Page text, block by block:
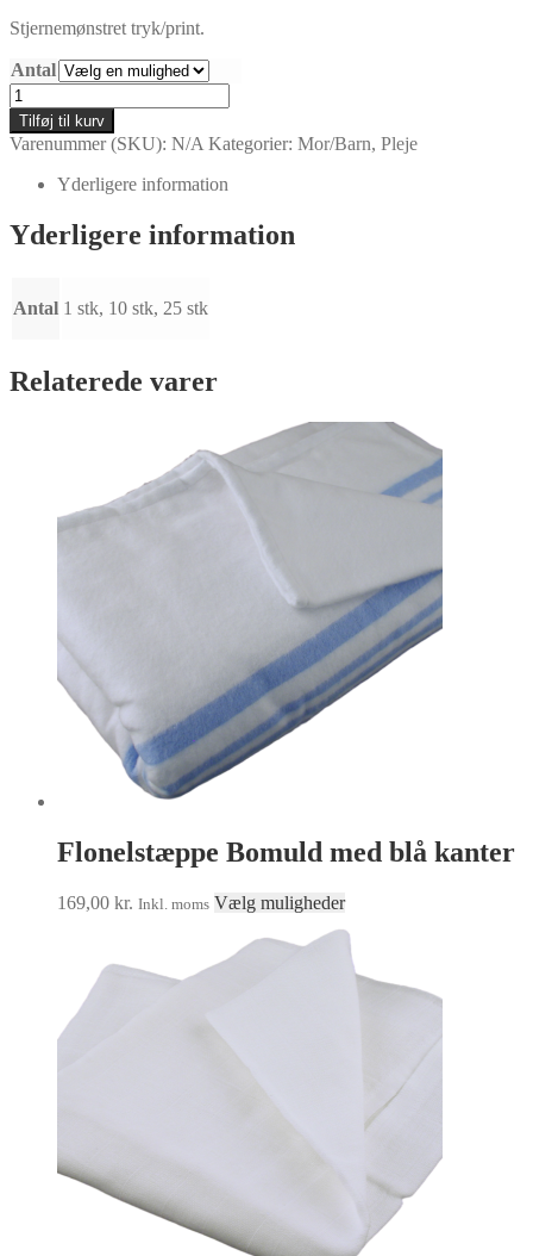
Stjernemønstret tryk/print.
Antal
Stofble
/
Gazeble
100%
med
tryk/print,
og
Tilføj til kurv
Varenummer (SKU): N/A Kategorier: Mor/Barn, Pleje
Yderligere information
Yderligere information
Antal 1 stk, 10 stk, 25 stk
Relaterede varer
Flonelstæppe Bomuld med blå kanter
169,00 kr. Inkl. moms Vælg mulighederDette
har
flere
varianter.
varesiden